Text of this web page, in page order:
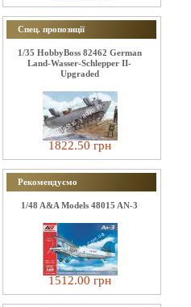
Спец. пропозиції
1/35 HobbyBoss 82462 German
Land-Wasser-Schlepper II-
Upgraded
1822.50 грн
Рекомендуємо
1/48 A&A Models 48015 AN-3
1512.00 грн